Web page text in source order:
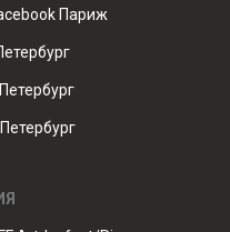
Париж